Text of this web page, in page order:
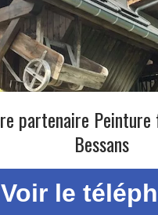
partenaire Peinture
Bessans